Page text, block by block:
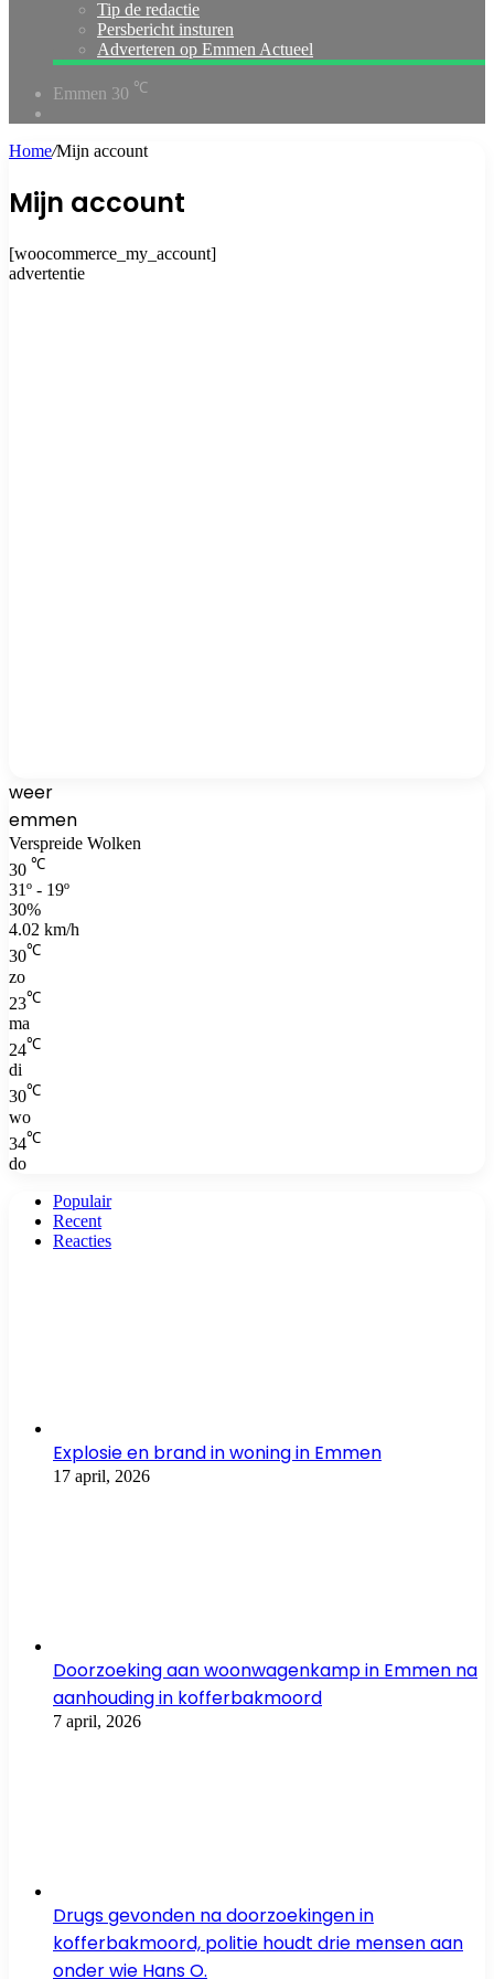
Tip de redactie
Persbericht insturen
Adverteren op Emmen Actueel
Emmen 30 ℃
Home/Mijn account
Mijn account
[woocommerce_my_account]
advertentie
weer
emmen
Verspreide Wolken
30 ℃
31º - 19º
30%
4.02 km/h
30℃
zo
23℃
ma
24℃
di
30℃
wo
34℃
do
Populair
Recent
Reacties
Explosie en brand in woning in Emmen
17 april, 2026
Doorzoeking aan woonwagenkamp in Emmen na
aanhouding in kofferbakmoord
7 april, 2026
Drugs gevonden na doorzoekingen in
kofferbakmoord, politie houdt drie mensen aan
onder wie Hans O.